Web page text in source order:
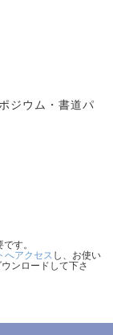
ジウム・書道パ
す。
へアクセス し、お使い
ンロードして下さ